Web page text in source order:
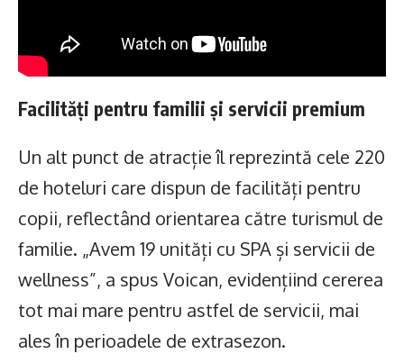
Facilități pentru familii și servicii premium
Un alt punct de atracție îl reprezintă cele 220
de hoteluri care dispun de facilități pentru
copii, reflectând orientarea către turismul de
familie. „Avem 19 unități cu SPA și servicii de
wellness”, a spus Voican, evidențiind cererea
tot mai mare pentru astfel de servicii, mai
ales în perioadele de extrasezon.